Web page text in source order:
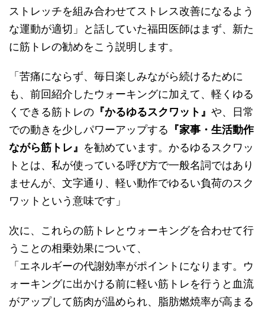
ストレッチを組み合わせてストレス改善になるよう
な運動が適切」と話していた福田医師はまず、新た
に筋トレの勧めをこう説明します。
「苦痛にならず、毎日楽しみながら続けるために
も、前回紹介したウォーキングに加えて、軽くゆる
くできる筋トレの 『かるゆるスクワット』 や、日常
での動きを少しパワーアップする 『家事・生活動作
ながら筋トレ』 を勧めています。かるゆるスクワッ
トとは、私が使っている呼び方で一般名詞ではあり
ませんが、文字通り、軽い動作でゆるい負荷のスク
ワットという意味です」
次に、これらの筋トレとウォーキングを合わせて行
うことの相乗効果について、
「エネルギーの代謝効率がポイントになります。ウ
ォーキングに出かける前に軽い筋トレを行うと血流
がアップして筋肉が温められ、脂肪燃焼率が高まる